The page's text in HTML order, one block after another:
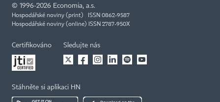
© 1996-2026 Economia, a.s.
Hospodářské noviny (print) ISSN 0862-9587
Hospodářské noviny (online) ISSN 2787-950X
Certifikováno Sledujte nás
Stáhněte si aplikaci HN